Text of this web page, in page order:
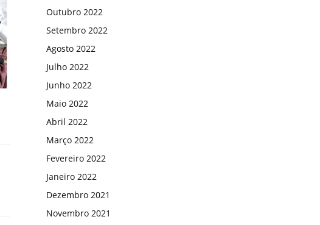
Outubro 2022
Setembro 2022
Agosto 2022
Julho 2022
Junho 2022
Maio 2022
Abril 2022
Março 2022
Fevereiro 2022
Janeiro 2022
Dezembro 2021
Novembro 2021